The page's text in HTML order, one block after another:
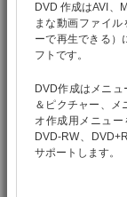
DVD 作成はAVI、
まな動画ファイ
ーで再生できる）
フトです。
DVD作成はメニ
＆ピクチャー、メ
オ作成用メニュー
DVD-RW、
サポートします。